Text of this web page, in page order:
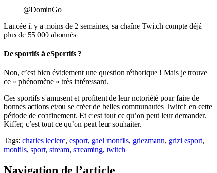
@DominGo
Lancée il y a moins de 2 semaines, sa chaîne Twitch compte déjà
plus de 55 000 abonnés.
De sportifs à eSportifs ?
Non, c’est bien évidement une question réthorique ! Mais je trouve
ce « phénomène » très intéressant.
Ces sportifs s’amusent et profitent de leur notoriété pour faire de
bonnes actions et/ou se créer de belles communautés Twitch en cette
période de confinement. Et c’est tout ce qu’on peut leur demander.
Kiffer, c’est tout ce qu’on peut leur souhaiter.
Tags: charles leclerc, esport, gael monfils, griezmann, grizi esport,
monfils, sport, stream, streaming, twitch
Navigation de l’article